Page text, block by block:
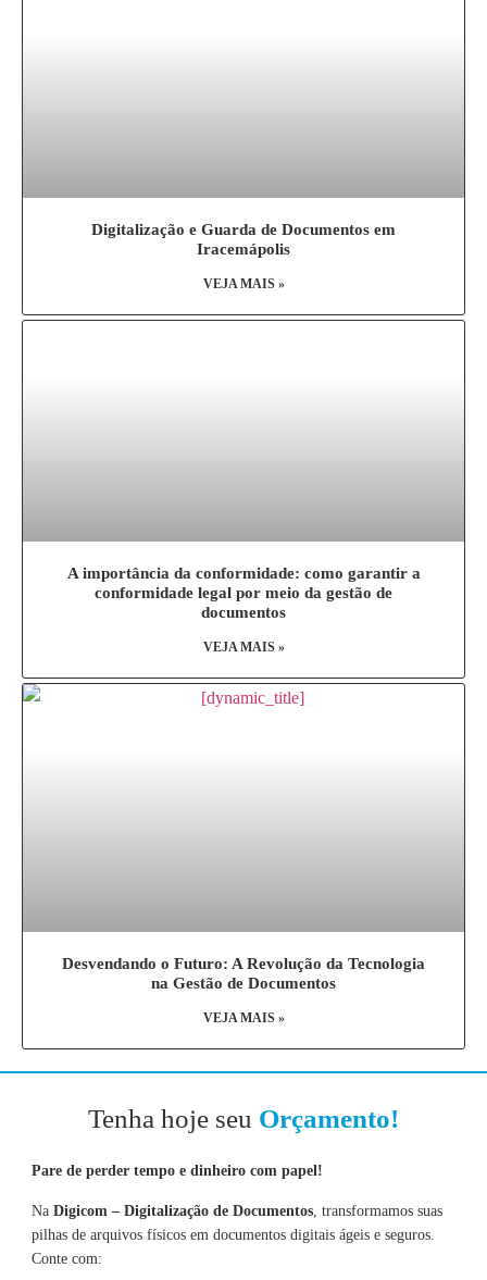
Digitalização e Guarda de Documentos em
Iracemápolis
VEJA MAIS »
A importância da conformidade: como garantir a
conformidade legal por meio da gestão de
documentos
VEJA MAIS »
Desvendando o Futuro: A Revolução da Tecnologia
na Gestão de Documentos
VEJA MAIS »
Tenha hoje seu Orçamento!
Pare de perder tempo e dinheiro com papel!
Na Digicom – Digitalização de Documentos, transformamos suas
pilhas de arquivos físicos em documentos digitais ágeis e seguros.
Conte com: